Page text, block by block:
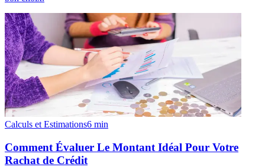
Calculs et Estimations6 min
Comment Évaluer Le Montant Idéal Pour Votre
Rachat de Crédit